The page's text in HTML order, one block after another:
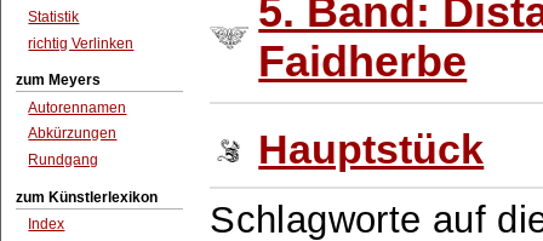
Statistik
richtig Verlinken
zum Meyers
Autorennamen
Abkürzungen
Rundgang
zum Künstlerlexikon
Index
5. Band:
Faidherbe
Hauptstück
Schlagworte auf